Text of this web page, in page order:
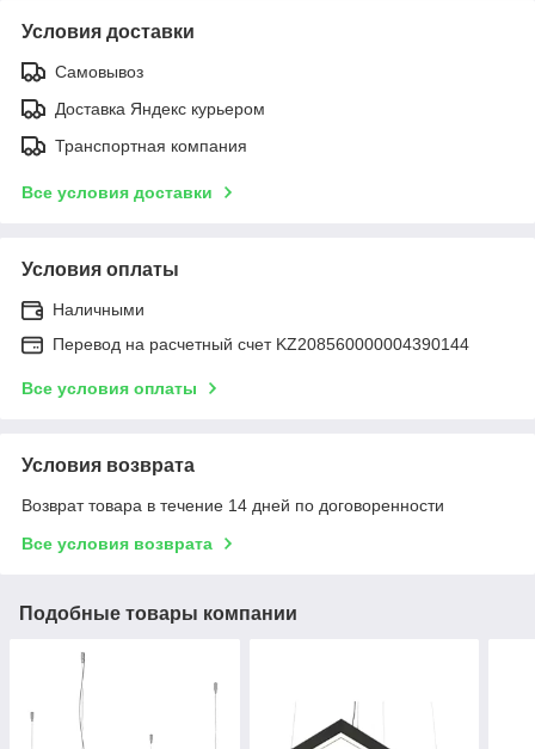
Условия доставки
Самовывоз
Доставка Яндекс курьером
Транспортная компания
Все условия доставки
Условия оплаты
Наличными
Перевод на расчетный счет KZ208560000004390144
Все условия оплаты
Условия возврата
Возврат товара в течение 14 дней по договоренности
Все условия возврата
Подобные товары компании